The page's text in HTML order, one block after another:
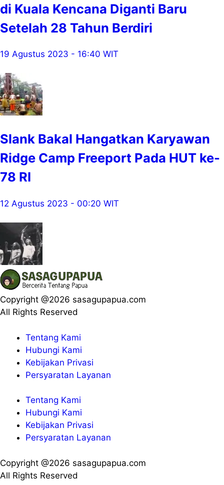
di Kuala Kencana Diganti Baru
Setelah 28 Tahun Berdiri
19 Agustus 2023 - 16:40 WIT
Slank Bakal Hangatkan Karyawan
Ridge Camp Freeport Pada HUT ke-
78 RI
12 Agustus 2023 - 00:20 WIT
Copyright @2026 sasagupapua.com
All Rights Reserved
Tentang Kami
Hubungi Kami
Kebijakan Privasi
Persyaratan Layanan
Tentang Kami
Hubungi Kami
Kebijakan Privasi
Persyaratan Layanan
Copyright @2026 sasagupapua.com
All Rights Reserved